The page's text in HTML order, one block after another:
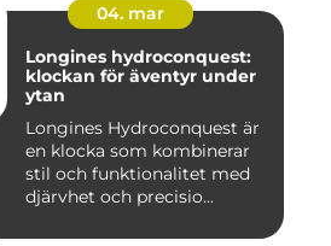
04. mar
Longines hydroconquest:
klockan för äventyr under
ytan
Longines Hydroconquest är
en klocka som kombinerar
stil och funktionalitet med
djärvhet och precisio...